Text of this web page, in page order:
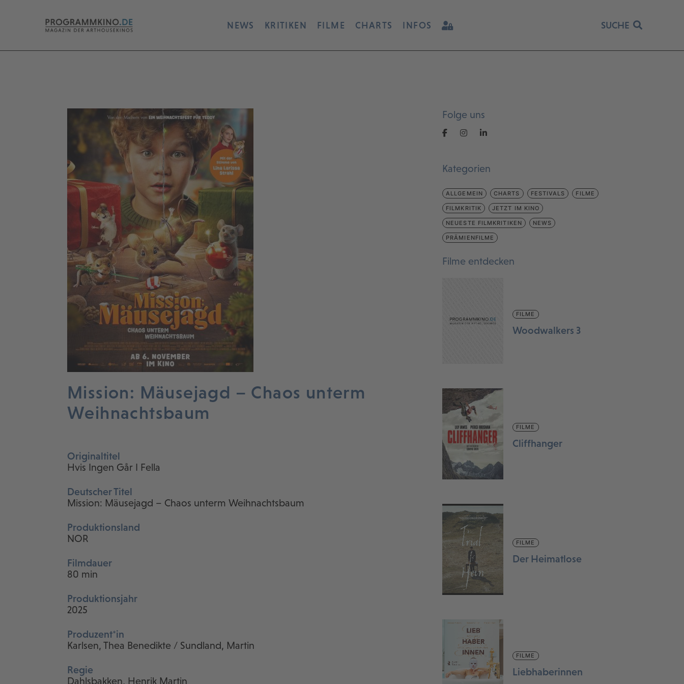
NEWS KRITIKEN FILME CHARTS INFOS SUCHE
Mission: Mäusejagd – Chaos unterm
Weihnachtsbaum
Originaltitel
Hvis Ingen Går I Fella
Deutscher Titel
Mission: Mäusejagd – Chaos unterm Weihnachtsbaum
Produktionsland
NOR
Filmdauer
80 min
Produktionsjahr
2025
Produzent*in
Karlsen, Thea Benedikte / Sundland, Martin
Regie
Dahlsbakken, Henrik Martin
Folge uns
Kategorien
ALLGEMEIN CHARTS FESTIVALS FILME
FILMKRITIK JETZT IM KINO
NEUESTE FILMKRITIKEN NEWS
PRÄMIENFILME
Filme entdecken
FILME
Woodwalkers 3
FILME
Cliffhanger
FILME
Der Heimatlose
FILME
Liebhaberinnen